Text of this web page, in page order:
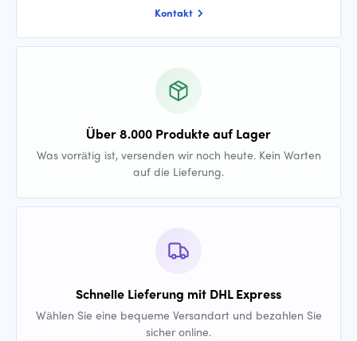
Kontakt
Über 8.000 Produkte auf Lager
Was vorrätig ist, versenden wir noch heute. Kein Warten
auf die Lieferung.
Schnelle Lieferung mit DHL Express
Wählen Sie eine bequeme Versandart und bezahlen Sie
sicher online.